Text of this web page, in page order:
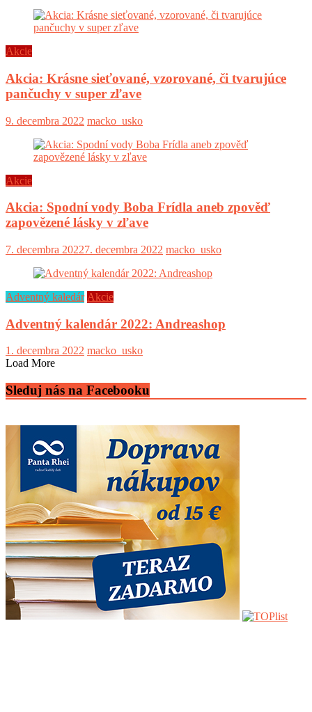
Akcie
Akcia: Krásne sieťované, vzorované, či tvarujúce
pančuchy v super zľave
9. decembra 2022 macko_usko
Akcie
Akcia: Spodní vody Boba Frídla aneb zpověď
zapovězené lásky v zľave
7. decembra 20227. decembra 2022 macko_usko
Adventný kaledár Akcie
Adventný kalendár 2022: Andreashop
1. decembra 2022 macko_usko
Load More
Sleduj nás na Facebooku